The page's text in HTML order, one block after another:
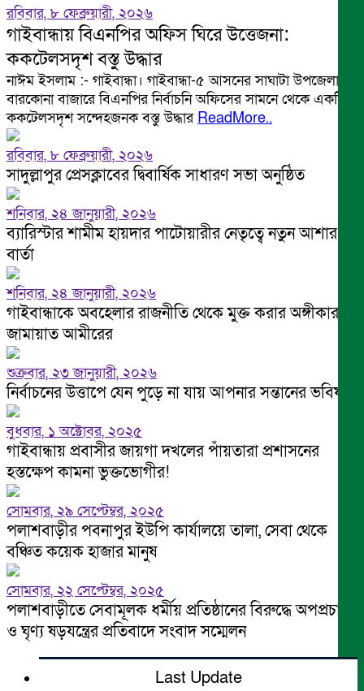
রবিবার, ৮ ফেব্রুয়ারী, ২০২৬
গাইবান্ধায় বিএনপির অফিস ঘিরে উত্তেজনা:
ককটেলসদৃশ বস্তু উদ্ধার
নাঈম ইসলাম :- গাইবান্ধা। গাইবান্ধা-৫ আসনের সাঘাটা উপজেলার
বারকোনা বাজারে বিএনপির নির্বাচনি অফিসের সামনে থেকে একটি
ককটেলসদৃশ সন্দেহজনক বস্তু উদ্ধার ReadMore..
রবিবার, ৮ ফেব্রুয়ারী, ২০২৬
সাদুল্লাপুর প্রেসক্লাবের দ্বিবার্ষিক সাধারণ সভা অনুষ্ঠিত
শনিবার, ২৪ জানুয়ারী, ২০২৬
ব্যারিস্টার শামীম হায়দার পাটোয়ারীর নেতৃত্বে নতুন আশার
বার্তা
শনিবার, ২৪ জানুয়ারী, ২০২৬
গাইবান্ধাকে অবহেলার রাজনীতি থেকে মুক্ত করার অঙ্গীকার
জামায়াত আমীরের
শুক্রবার, ২৩ জানুয়ারী, ২০২৬
নির্বাচনের উত্তাপে যেন পুড়ে না যায় আপনার সন্তানের ভবিষ্যৎ
বুধবার, ১ অক্টোবর, ২০২৫
গাইবান্ধায় প্রবাসীর জায়গা দখলের পাঁয়তারা প্রশাসনের
হস্তক্ষেপ কামনা ভুক্তভোগীর!
সোমবার, ২৯ সেপ্টেম্বর, ২০২৫
পলাশবাড়ীর পবনাপুর ইউপি কার্যালয়ে তালা, সেবা থেকে
বঞ্চিত কয়েক হাজার মানুষ
সোমবার, ২২ সেপ্টেম্বর, ২০২৫
পলাশবাড়ীতে সেবামূলক ধর্মীয় প্রতিষ্ঠানের বিরুদ্ধে অপপ্রচার
ও ঘৃণ্য ষড়যন্ত্রের প্রতিবাদে সংবাদ সম্মেলন
Last Update